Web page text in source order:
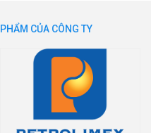
CỦA CÔNG TY